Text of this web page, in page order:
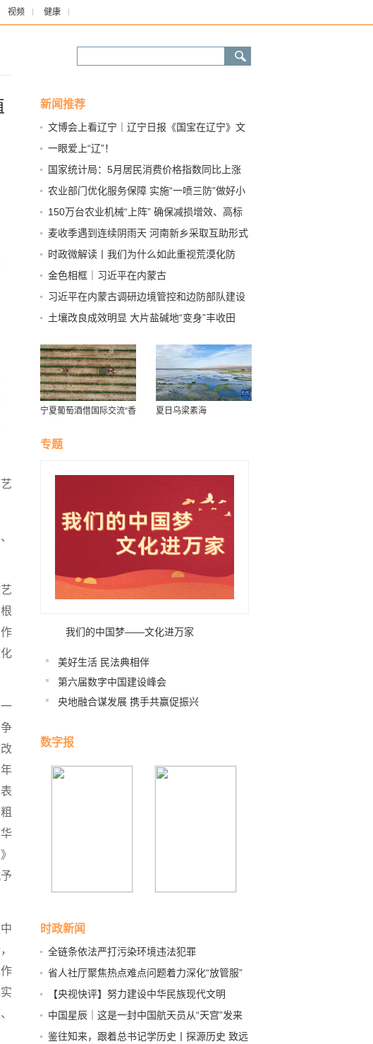
视频 健康
新闻推荐
文博会上看辽宁｜辽宁日报《国宝在辽宁》文
博会上“吸睛”
一眼爱上“辽”！
国家统计局：5月居民消费价格指数同比上涨
0.2%
农业部门优化服务保障 实施“一喷三防”做好小
麦田管
150万台农业机械“上阵” 确保减损增效、高标
准完成夏种作业
麦收季遇到连续阴雨天 河南新乡采取互助形式
保障小麦晾晒
时政微解读丨我们为什么如此重视荒漠化防
治？
金色相框｜习近平在内蒙古
习近平在内蒙古调研边境管控和边防部队建设
情况时强调 加强部队全面建设 提高边境防卫管
控能力 努力锻造卫国戍边钢铁长城
土壤改良成效明显 大片盐碱地“变身”丰收田
宁夏葡萄酒借国际交流“香
夏日乌梁素海
专题
我们的中国梦——文化进万家
美好生活 民法典相伴
第六届数字中国建设峰会
央地融合谋发展 携手共赢促振兴
数字报
时政新闻
全链条依法严打污染环境违法犯罪
省人社厅聚焦热点难点问题着力深化“放管服”
改革
【央视快评】努力建设中华民族现代文明
中国星辰｜这是一封中国航天员从“天宫”发来
的回信
鉴往知来，跟着总书记学历史丨探源历史 致远